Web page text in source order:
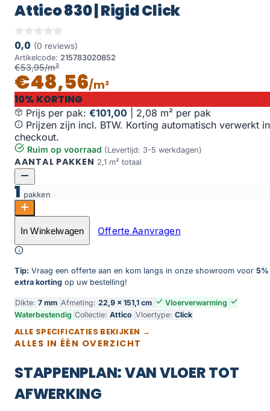
Attico 830 | Rigid Click
0,0 (0 reviews)
Artikelcode: 215783020852
€53,95/m²
€48,56/m²
10% KORTING
Prijs per pak: €101,00
2,08 m² per pak
Prijzen zijn incl. BTW. Korting automatisch verwerkt in
checkout.
Ruim op voorraad (Levertijd: 3-5 werkdagen)
AANTAL PAKKEN 2,1 m² totaal
1 pakken
Attico 830 | Rigid Click aantal
Toevoegen aan winkelwagen
In Winkelwagen Offerte Aanvragen
Tip: Vraag een offerte aan en kom langs in onze showroom voor 5%
extra korting op uw bestelling!
Dikte: 7 mm Afmeting: 22,9 × 151,1 cm
Vloerverwarming
Waterbestendig Collectie: Attico Vloertype: Click
ALLE SPECIFICATIES BEKIJKEN →
ALLES IN ÉÉN OVERZICHT
STAPPENPLAN: VAN VLOER TOT
AFWERKING